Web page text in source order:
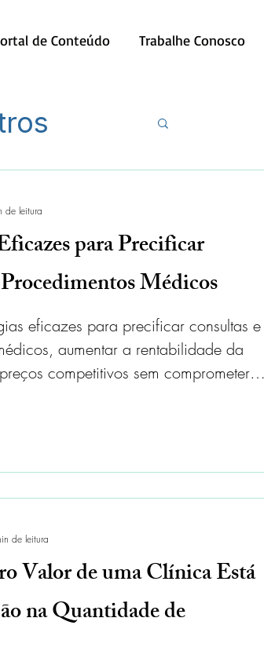
de Conteúdo Trabalhe Conosco
para Precificar
Médicos
eficazes para precificar consultas e
aumentar a rentabilidade da
competitivos sem comprometer a
de leitura
Valor de uma Clínica Está
na Quantidade de
de leitura